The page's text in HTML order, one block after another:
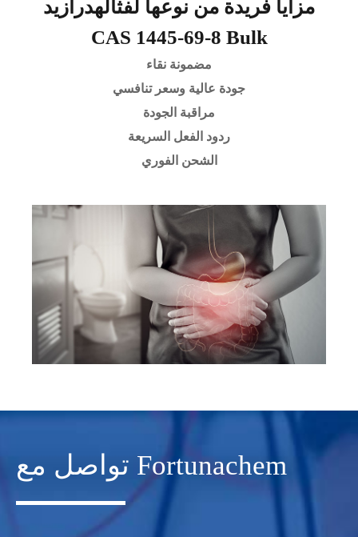
مزايا فريدة من نوعها لفثالهدرازيد
CAS 1445-69-8 Bulk
مضمونة نقاء
جودة عالية وسعر تنافسي
مراقبة الجودة
ردود الفعل السريعة
الشحن الفوري
تواصل مع Fortunachem